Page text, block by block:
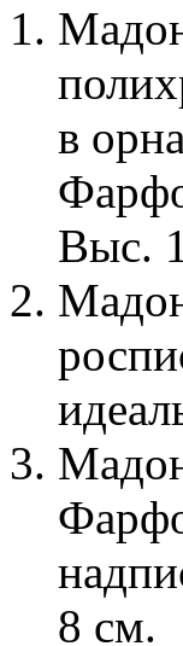
в
Выс.
8 см.